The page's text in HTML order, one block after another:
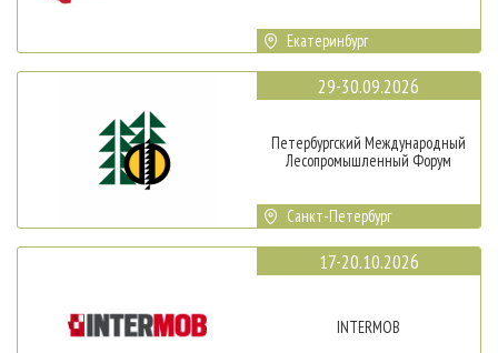
Екатеринбург
29-30.09.2026
Петербургский Международный
Лесопромышленный Форум
Санкт-Петербург
17-20.10.2026
INTERMOB